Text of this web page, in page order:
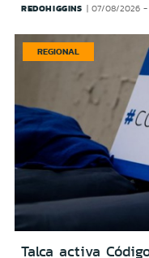
REDOHIGGINS 07/08/2026 -
REGIONAL
Talca activa